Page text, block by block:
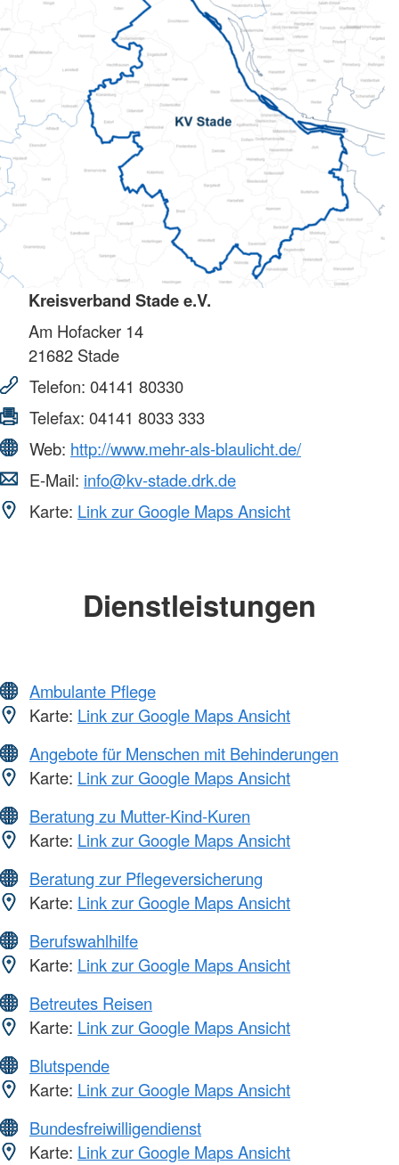
Kreisverband Stade e.V.
Am Hofacker 14
21682 Stade
Telefon: 04141 80330
Telefax: 04141 8033 333
Web: http://www.mehr-als-blaulicht.de/
E-Mail: info@kv-stade.drk.de
Karte: Link zur Google Maps Ansicht
Dienstleistungen
Ambulante Pflege
Karte: Link zur Google Maps Ansicht
Angebote für Menschen mit Behinderungen
Karte: Link zur Google Maps Ansicht
Beratung zu Mutter-Kind-Kuren
Karte: Link zur Google Maps Ansicht
Beratung zur Pflegeversicherung
Karte: Link zur Google Maps Ansicht
Berufswahlhilfe
Karte: Link zur Google Maps Ansicht
Betreutes Reisen
Karte: Link zur Google Maps Ansicht
Blutspende
Karte: Link zur Google Maps Ansicht
Bundesfreiwilligendienst
Karte: Link zur Google Maps Ansicht